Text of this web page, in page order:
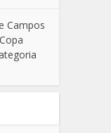
Campos